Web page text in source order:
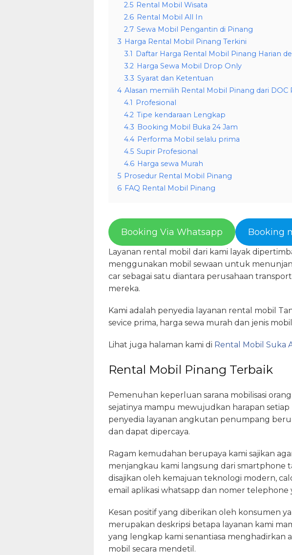
2.5 Rental Mobil Wisata
2.6 Rental Mobil All In
2.7 Sewa Mobil Pengantin di Pinang
3 Harga Rental Mobil Pinang Terkini
3.1 Daftar Harga Rental Mobil Pinang Harian
3.2 Harga Sewa Mobil Drop Only
3.3 Syarat dan Ketentuan
4 Alasan memilih Rental Mobil Pinang dari DOC
4.1 Profesional
4.2 Tipe kendaraan Lengkap
4.3 Booking Mobil Buka 24 Jam
4.4 Performa Mobil selalu prima
4.5 Supir Profesional
4.6 Harga sewa Murah
5 Prosedur Rental Mobil Pinang
6 FAQ Rental Mobil Pinang
Booking Via Whatsapp Booking
Layanan rental mobil dari kami layak
menggunakan mobil sewaan untuk
car sebagai satu diantara perusahaan
mereka.
Kami adalah penyedia layanan rental mobil
sevice prima, harga sewa murah dan jenis
Lihat juga halaman kami di Rental Mobil Suka
Rental Mobil Pinang Terbaik
Pemenuhan keperluan sarana mobilisasi
sejatinya mampu mewujudkan harapan
penyedia layanan angkutan penumpang
dan dapat dipercaya.
Ragam kemudahan berupaya kami sajikan
menjangkau kami langsung dari smartphone
disajikan oleh kemajuan teknologi modern,
email aplikasi whatsapp dan nomer telephone
Kesan positif yang diberikan oleh konsumen
merupakan deskripsi betapa layanan kami
yang lengkap kami senantiasa menghadirkan
mobil secara mendetil.